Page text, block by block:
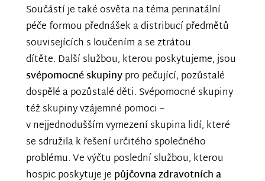
Součástí je také osvěta na téma perinatální
péče formou přednášek a distribucí předmětů
souvisejících s loučením a se ztrátou
dítěte. Další službou, kterou poskytujeme, jsou
svépomocné skupinypro pečující, pozůstalé
dospělé a pozůstalé děti. Svépomocné skupiny
též skupiny vzájemné pomoci –
v nejjednodušším vymezení skupina lidí, které
se sdružila k řešení určitého společného
problému. Ve výčtu poslední službou, kterou
hospic poskytuje je půjčovna zdravotních a